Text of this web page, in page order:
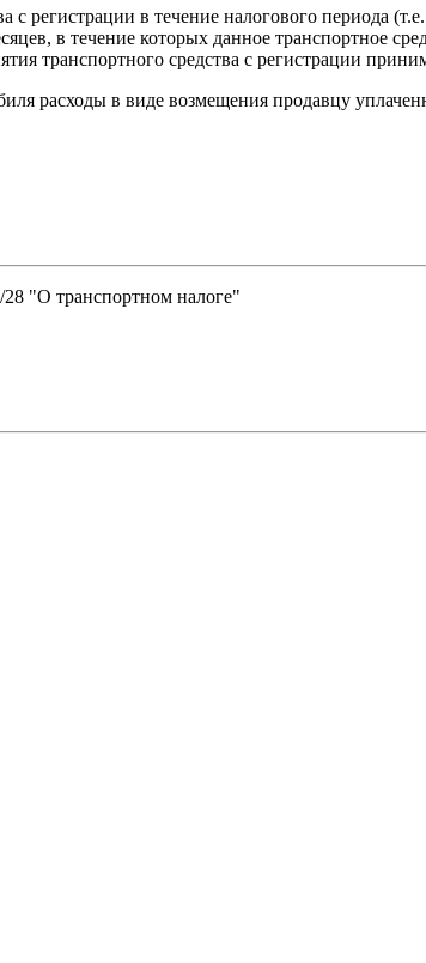
с регистрации в течение налогового периода
в течение которых данное транспортное
транспортного средства с регистрации
расходы в виде возмещения продавцу
"О транспортном налоге"